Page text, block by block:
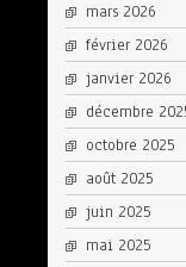
mars 2026
février 2026
janvier 2026
décembre
octobre 2025
août 2025
juin 2025
mai 2025